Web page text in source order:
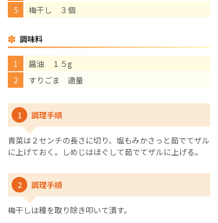
梅干し ３個
調味料
醤油 １５g
すりごま 適量
1 調理手順
青菜は２センチの長さに切り、塩もみかさっと茹でてザル
に上げておく。しめじはほぐして茹でてザルに上げる。
2 調理手順
梅干しは種を取り除き叩いて潰す。
医師プロフィール